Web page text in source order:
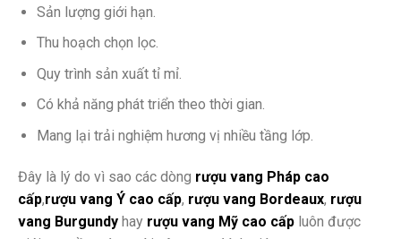
Sản lượng giới hạn.
Thu hoạch chọn lọc.
Quy trình sản xuất tỉ mỉ.
Có khả năng phát triển theo thời gian.
Mang lại trải nghiệm hương vị nhiều tầng lớp.
Đây là lý do vì sao các dòng rượu vang Pháp cao
cấp,rượu vang Ý cao cấp, rượu vang Bordeaux, rượu
vang Burgundy hay rượu vang Mỹ cao cấp luôn được